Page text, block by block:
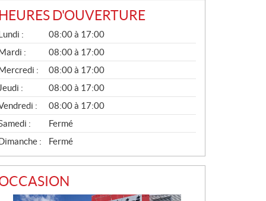
HEURES D'OUVERTURE
:
08:00 à 17:00
:
08:00 à 17:00
:
08:00 à 17:00
Jeudi :
08:00 à 17:00
:
08:00 à 17:00
:
Fermé
:
Fermé